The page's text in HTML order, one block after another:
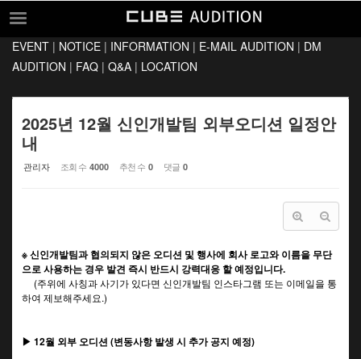
EVENT
INFORMATION
E-MAIL AUDITION
DM AUDITION
LOCATION
EVENT | NOTICE | INFORMATION | E-MAIL AUDITION | DM
AUDITION | FAQ | Q&A | LOCATION
2025년 12월 신인개발팀 외부오디션 일정안
내
관리자 조회 수 4000 추천 수 0 댓글 0
※ 신인개발팀과 협의되지 않은 오디션 및 행사에 회사 로고와 이름을 무단
으로 사용하는 경우 발견 즉시 반드시 강력대응 할 예정입니다.
(주위에 사칭과 사기가 있다면 신인개발팀 인스타그램 또는 이메일을 통
하여 제보해주세요.)
▶ 12월 외부 오디션 (변동사항 발생 시 추가 공지 예정)